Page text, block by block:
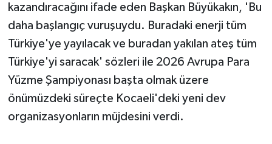
kazandıracağını ifade eden Başkan Büyükakın, 'Bu
daha başlangıç vuruşuydu. Buradaki enerji tüm
Türkiye'ye yayılacak ve buradan yakılan ateş tüm
Türkiye'yi saracak' sözleri ile 2026 Avrupa Para
Yüzme Şampiyonası başta olmak üzere
önümüzdeki süreçte Kocaeli'deki yeni dev
organizasyonların müjdesini verdi.